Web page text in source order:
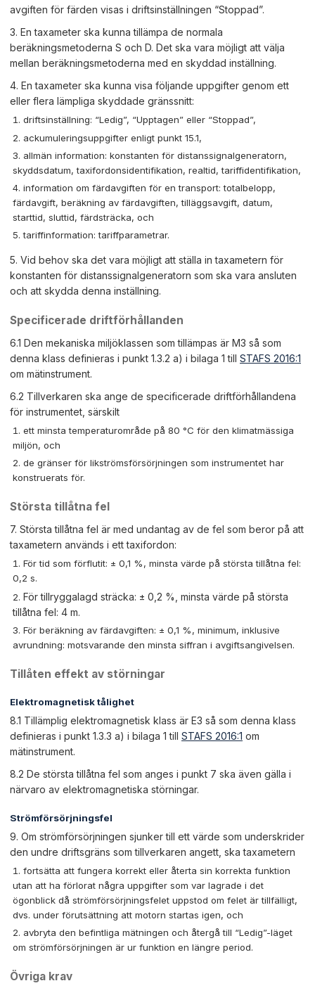
avgiften för färden visas i driftsinställningen “Stoppad”.
3. En taxameter ska kunna tillämpa de normala
beräkningsmetoderna S och D. Det ska vara möjligt att välja
mellan beräkningsmetoderna med en skyddad inställning.
4. En taxameter ska kunna visa följande uppgifter genom ett
eller flera lämpliga skyddade gränssnitt:
driftsinställning: “Ledig”, “Upptagen” eller “Stoppad”,
ackumuleringsuppgifter enligt punkt 15.1,
allmän information: konstanten för distanssignalgeneratorn,
skyddsdatum, taxifordonsidentifikation, realtid, tariffidentifikation,
information om färdavgiften för en transport: totalbelopp,
färdavgift, beräkning av färdavgiften, tilläggsavgift, datum,
starttid, sluttid, färdsträcka, och
tariffinformation: tariffparametrar.
5. Vid behov ska det vara möjligt att ställa in taxametern för
konstanten för distanssignalgeneratorn som ska vara ansluten
och att skydda denna inställning.
Specificerade driftförhållanden
6.1 Den mekaniska miljöklassen som tillämpas är M3 så som
denna klass definieras i punkt 1.3.2 a) i bilaga 1 till STAFS 2016:1
om mätinstrument.
6.2 Tillverkaren ska ange de specificerade driftförhållandena
för instrumentet, särskilt
ett minsta temperaturområde på 80 °C för den klimatmässiga
miljön, och
de gränser för likströmsförsörjningen som instrumentet har
konstruerats för.
Största tillåtna fel
7. Största tillåtna fel är med undantag av de fel som beror på att
taxametern används i ett taxifordon:
För tid som förflutit: ± 0,1 %, minsta värde på största tillåtna fel:
0,2 s.
För tillryggalagd sträcka: ± 0,2 %, minsta värde på största
tillåtna fel: 4 m.
För beräkning av färdavgiften: ± 0,1 %, minimum, inklusive
avrundning: motsvarande den minsta siffran i avgiftsangivelsen.
Tillåten effekt av störningar
Elektromagnetisk tålighet
8.1 Tillämplig elektromagnetisk klass är E3 så som denna klass
definieras i punkt 1.3.3 a) i bilaga 1 till STAFS 2016:1 om
mätinstrument.
8.2 De största tillåtna fel som anges i punkt 7 ska även gälla i
närvaro av elektromagnetiska störningar.
Strömförsörjningsfel
9. Om strömförsörjningen sjunker till ett värde som underskrider
den undre driftsgräns som tillverkaren angett, ska taxametern
fortsätta att fungera korrekt eller återta sin korrekta funktion
utan att ha förlorat några uppgifter som var lagrade i det
ögonblick då strömförsörjningsfelet uppstod om felet är tillfälligt,
dvs. under förutsättning att motorn startas igen, och
avbryta den befintliga mätningen och återgå till “Ledig”-läget
om strömförsörjningen är ur funktion en längre period.
Övriga krav